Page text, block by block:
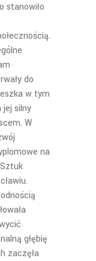
stanowiło
do
w tym
jej silny
W
na
głębię
zaczęła